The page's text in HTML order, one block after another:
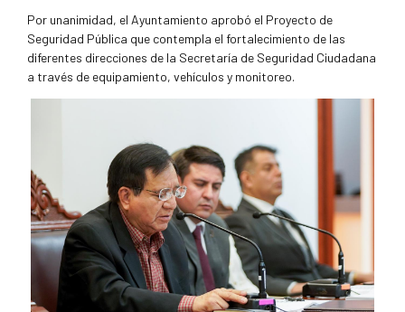
Por unanimidad, el Ayuntamiento aprobó el Proyecto de
Seguridad Pública que contempla el fortalecimiento de las
diferentes direcciones de la Secretaría de Seguridad Ciudadana
a través de equipamiento, vehículos y monitoreo.